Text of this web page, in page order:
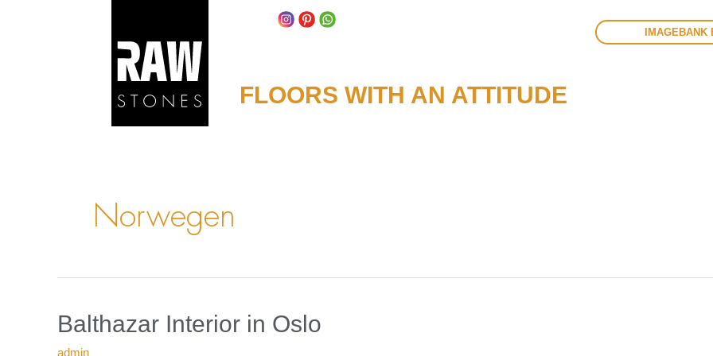
IMAGEBANK
FLOORS WITH AN ATTITUDE
Norwegen
Balthazar Interior in Oslo
admin
Balthazar
Interior
in
Oslo